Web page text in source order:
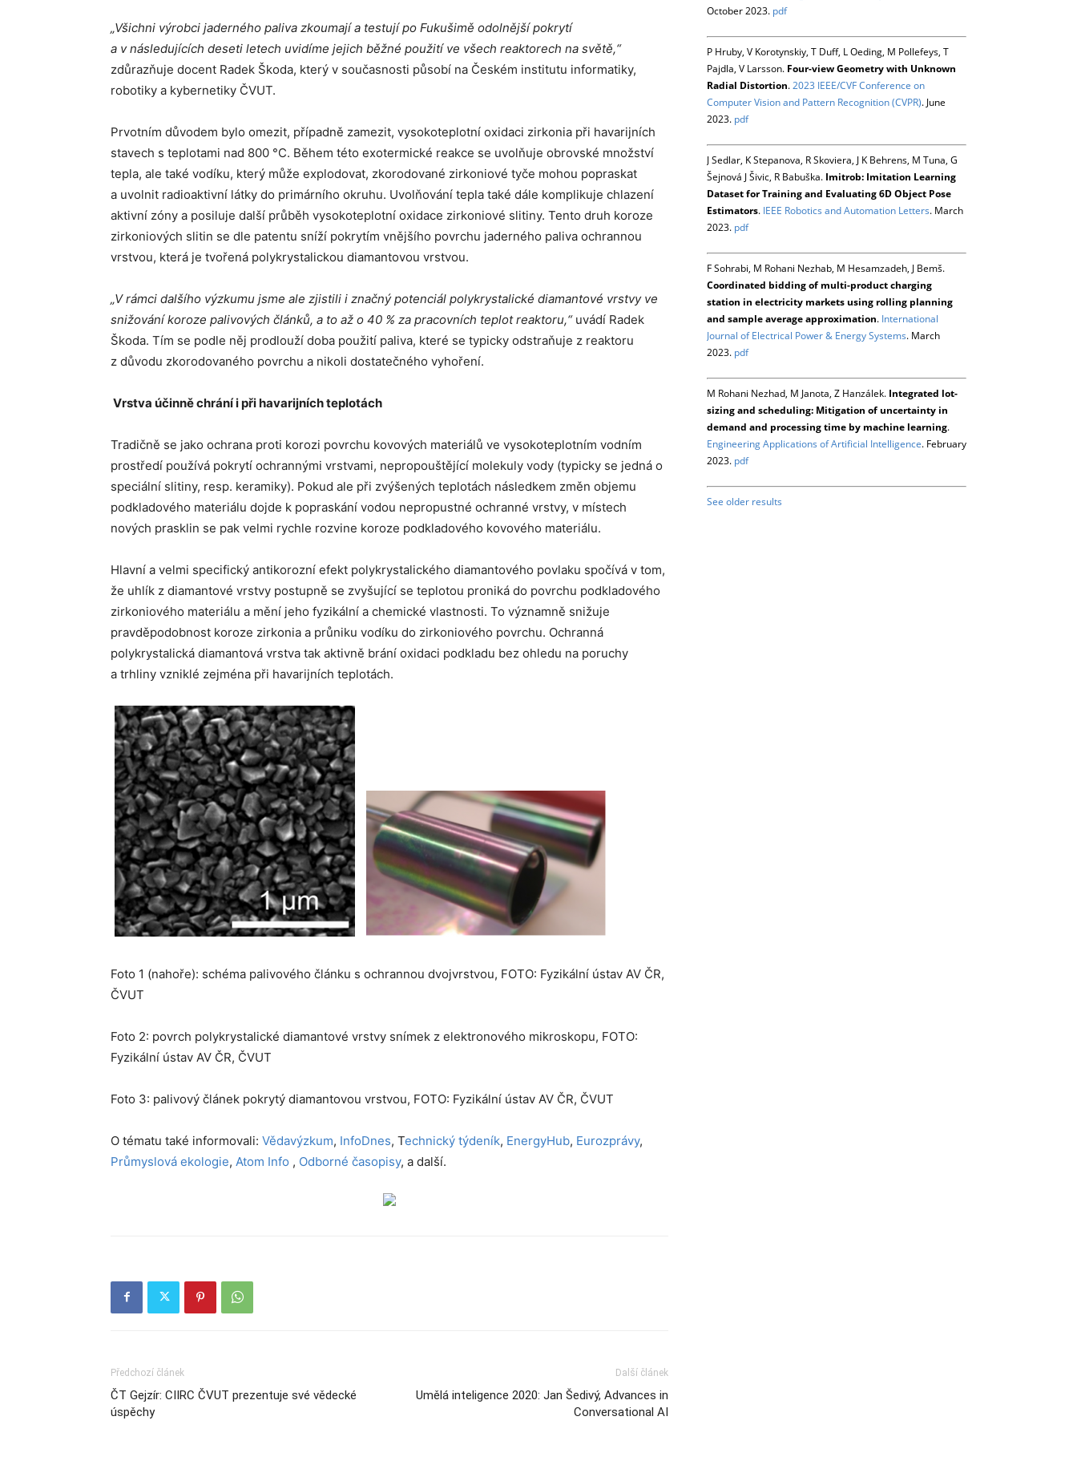
„Všichni výrobci jaderného paliva zkoumají a testují po Fukušimě odolnější pokrytí
a v následujících deseti letech uvidíme jejich běžné použitíve všech reaktorech na světě,“
zdůrazňuje docent Radek Škoda, který v současnosti působí na Českém institutu informatiky,
robotiky a kybernetiky ČVUT.
Prvotním důvodem bylo omezit, případně zamezit, vysokoteplotní oxidaci zirkonia při havarijních
stavech s teplotami nad 800 °C. Během této exotermické reakce se uvolňuje obrovské množství
tepla, ale také vodíku, který může explodovat, zkorodované zirkoniové tyče mohou popraskat
a uvolnit radioaktivní látky do primárního okruhu. Uvolňování tepla také dále komplikuje chlazení
aktivní zóny a posiluje další průběh vysokoteplotní oxidace zirkoniové slitiny. Tento druh koroze
zirkoniových slitin se dle patentu sníží pokrytím vnějšího povrchu jaderného paliva ochrannou
vrstvou, která je tvořená polykrystalickou diamantovou vrstvou.
„V rámci dalšího výzkumu jsme ale zjistili i značný potenciál polykrystalické diamantové vrstvy ve
snižování koroze palivových článků, a to až o 40 % za pracovních teplot reaktoru,“ uvádí Radek
Škoda. Tím se podle něj prodlouží doba použití paliva, které se typicky odstraňuje z reaktoru
z důvodu zkorodovaného povrchu a nikoli dostatečného vyhoření.
Vrstva účinně chrání i při havarijních teplotách
Tradičně se jako ochrana proti korozi povrchu kovových materiálů ve vysokoteplotním vodním
prostředí používá pokrytí ochrannými vrstvami, nepropouštějící molekuly vody (typicky se jedná o
speciální slitiny, resp. keramiky). Pokud ale při zvýšených teplotách následkem změn objemu
podkladového materiálu dojde k popraskání vodou nepropustné ochranné vrstvy, v místech
nových prasklin se pak velmi rychle rozvine koroze podkladového kovového materiálu.
Hlavní a velmi specifický antikorozní efekt polykrystalického diamantového povlaku spočívá v tom,
že uhlík z diamantové vrstvy postupně se zvyšující se teplotou proniká do povrchu podkladového
zirkoniového materiálu a mění jeho fyzikální a chemické vlastnosti. To významně snižuje
pravděpodobnost koroze zirkonia a průniku vodíku do zirkoniového povrchu. Ochranná
polykrystalická diamantová vrstva tak aktivně brání oxidaci podkladu bez ohledu na poruchy
a trhliny vzniklé zejména při havarijních teplotách.
Foto 1 (nahoře): schéma palivového článku s ochrannou dvojvrstvou, FOTO: Fyzikální ústav AV ČR,
ČVUT
Foto 2: povrch polykrystalické diamantové vrstvy snímek z elektronového mikroskopu, FOTO:
Fyzikální ústav AV ČR, ČVUT
Foto 3: palivový článek pokrytý diamantovou vrstvou, FOTO: Fyzikální ústav AV ČR, ČVUT
O tématu také informovali: Vědavýzkum, InfoDnes, Technický týdeník, EnergyHub, Eurozprávy,
Průmyslová ekologie, Atom Info , Odborné časopisy, a další.
Předchozí článek
ČT Gejzír: CIIRC ČVUT prezentuje své vědecké
úspěchy
Další článek
Umělá inteligence 2020: Jan Šedivý, Advances in
Conversational AI
October 2023. pdf
P Hruby, V Korotynskiy, T Duff, L Oeding, M Pollefeys, T
Pajdla, V Larsson. Four-view Geometry with Unknown
Radial Distortion.2023 IEEE/CVF Conference on
Computer Vision and Pattern Recognition (CVPR). June
2023. pdf
J Sedlar, K Stepanova, R Skoviera, J K Behrens, M Tuna, G
Šejnová J Šivic, R Babuška. Imitrob: Imitation Learning
Dataset for Training and Evaluating 6D Object Pose
Estimators. IEEE Robotics and Automation Letters. March
2023. pdf
F Sohrabi, M Rohani Nezhab, M Hesamzadeh, J Bemš.
Coordinated bidding of multi-product charging
station in electricity markets using rolling planning
and sample average approximation. International
Journal of Electrical Power & Energy Systems. March
2023. pdf
M Rohani Nezhad, M Janota, Z Hanzálek. Integrated lot-
sizing and scheduling: Mitigation of uncertainty in
demand and processing time by machine learning.
Engineering Applications of Artificial Intelligence. February
2023. pdf
See older results